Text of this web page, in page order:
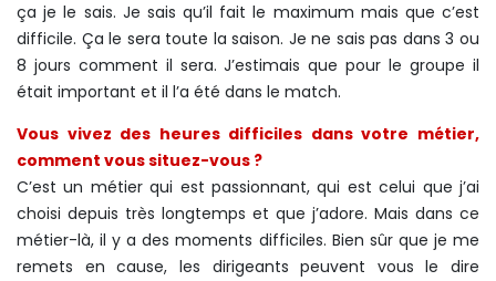
ça je le sais. Je sais qu’il fait le maximum mais que c’est
difficile. Ça le sera toute la saison. Je ne sais pas dans 3 ou
8 jours comment il sera. J’estimais que pour le groupe il
était important et il l’a été dans le match.
Vous vivez des heures difficiles dans votre métier,
comment vous situez-vous ?
C’est un métier qui est passionnant, qui est celui que j’ai
choisi depuis très longtemps et que j’adore. Mais dans ce
métier-là, il y a des moments difficiles. Bien sûr que je me
remets en cause, les dirigeants peuvent vous le dire